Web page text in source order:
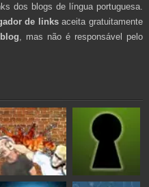
dos blogs de língua portuguesa.
de linksaceita gratuitamente
blog , mas não é responsável pelo